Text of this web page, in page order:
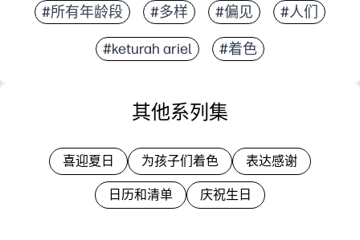
#所有年龄段 #多样 #偏见 #人们
#keturah ariel #着色
其他系列集
喜迎夏日 为孩子们着色 表达感谢
日历和清单 庆祝生日